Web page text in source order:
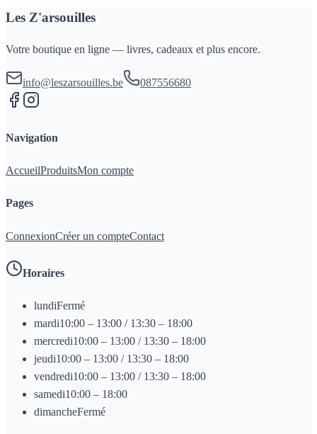
Les Z'arsouilles
Votre boutique en ligne — livres, cadeaux et plus encore.
info@leszarsouilles.be 087556680
Navigation
AccueilProduitsMon compte
Pages
ConnexionCréer un compteContact
Horaires
lundiFermé
mardi10:00 – 13:00 / 13:30 – 18:00
mercredi10:00 – 13:00 / 13:30 – 18:00
jeudi10:00 – 13:00 / 13:30 – 18:00
vendredi10:00 – 13:00 / 13:30 – 18:00
samedi10:00 – 18:00
dimancheFermé